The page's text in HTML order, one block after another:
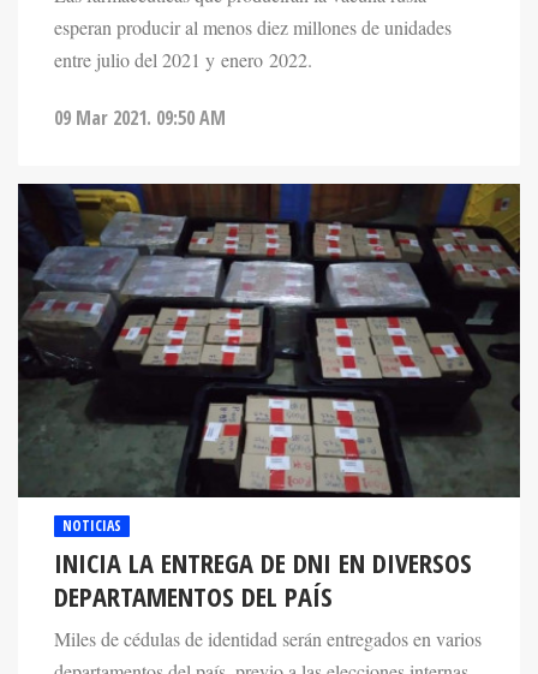
esperan producir al menos diez millones de unidades
entre julio del 2021 y enero 2022.
09 Mar 2021. 09:50 AM
NOTICIAS
INICIA LA ENTREGA DE DNI EN DIVERSOS
DEPARTAMENTOS DEL PAÍS
Miles de cédulas de identidad serán entregados en varios